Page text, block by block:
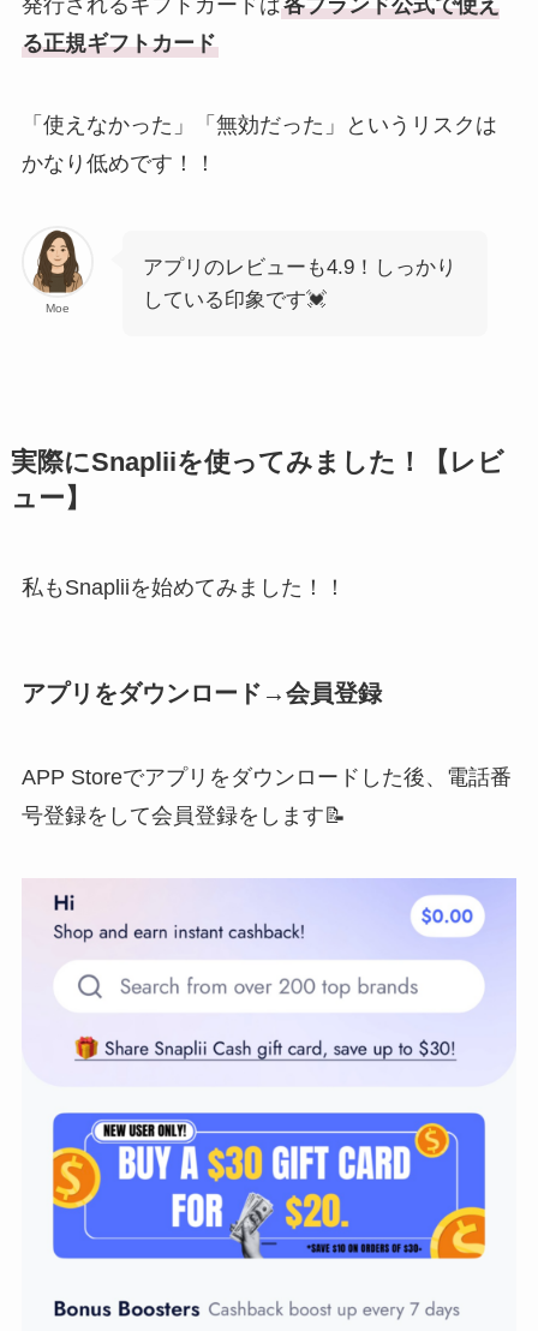
発行されるギフトカードは各ブランド公式で使え
る正規ギフトカード
「使えなかった」「無効だった」というリスクは
かなり低めです！！
Moe
アプリのレビューも4.9！しっかり
している印象です💓
実際にSnapliiを使ってみました！【レビ
ュー】
私もSnapliiを始めてみました！！
アプリをダウンロード→会員登録
APP Storeでアプリをダウンロードした後、電話番
号登録をして会員登録をします📝